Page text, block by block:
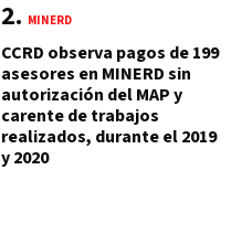
MINERD
CCRD observa pagos de 199
asesores en MINERD sin
autorización del MAP y
carente de trabajos
realizados, durante el 2019
y 2020